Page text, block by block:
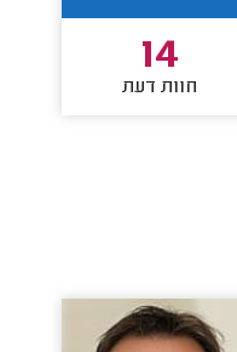
14
חוות דעת